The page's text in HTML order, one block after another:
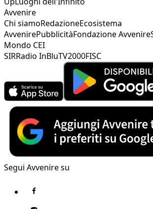
Avvenire
Chi siamoRedazioneEcosistema
AvvenirePubblicitàFondazione Avvenire
Mondo CEI
SIRRadio InBluTV2000FISC
Segui Avvenire su